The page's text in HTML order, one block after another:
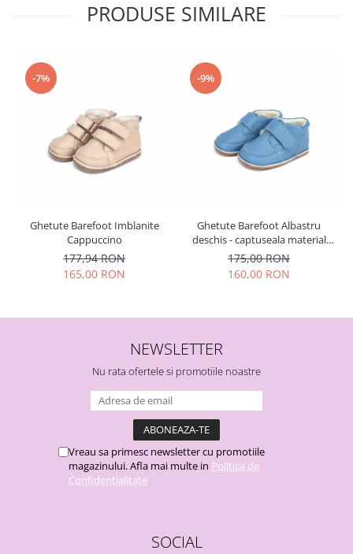
PRODUSE SIMILARE
-7%
Ghetute Barefoot Imblanite
Cappuccino
177,94 RON
165,00 RON
-9%
Ghetute Barefoot Albastru
deschis - captuseala material
textil
175,00 RON
160,00 RON
NEWSLETTER
Nu rata ofertele si promotiile noastre
Vreau sa primesc newsletter cu promotiile
magazinului. Afla mai multe in Politica de
Confidentialitate
SOCIAL